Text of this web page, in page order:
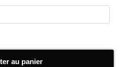
au panier